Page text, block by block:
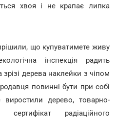
хвоя і не крапає липка
що купуватимете живу
інспекція радить
дерева наклейки з чіпом
повинні бути при собі
виростили дерево, товарно-
сертифікат радіаційного